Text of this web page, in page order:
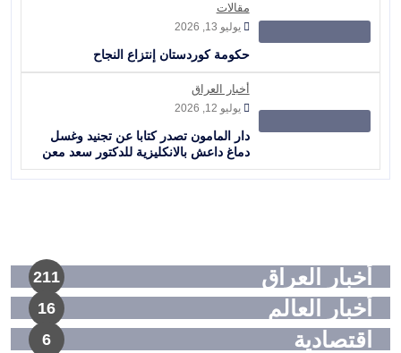
مقالات
يوليو 13, 2026
حكومة كوردستان إنتزاع النجاح
أخبار العراق
يوليو 12, 2026
دار المامون تصدر كتابا عن تجنيد وغسل
دماغ داعش بالانكليزية للدكتور سعد معن
أخبار العراق 211
أخبار العالم 16
اقتصادية 6